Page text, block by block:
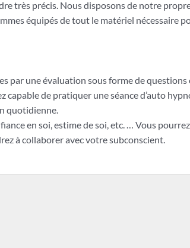
très précis. Nous disposons de notre
équipés de tout le matériel nécessaire
par une évaluation sous forme de
capable de pratiquer une séance d’auto
quotidienne.
en soi, estime de soi, etc. … Vous
à collaborer avec votre subconscient.